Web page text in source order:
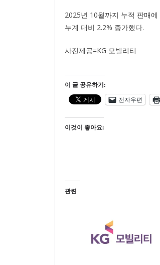
2025년 10월까지 누적 판매
누계 대비 2.2% 증가했다.
사진제공=KG 모빌리티
이 글 공유하기:
전자우편
이것이 좋아요:
관련